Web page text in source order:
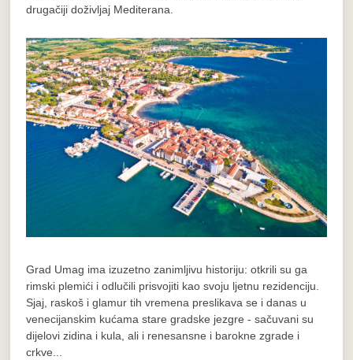
drugačiji doživljaj Mediterana.
Grad Umag ima izuzetno zanimljivu historiju: otkrili su ga
rimski plemići i odlučili prisvojiti kao svoju ljetnu rezidenciju.
Sjaj, raskoš i glamur tih vremena preslikava se i danas u
venecijanskim kućama stare gradske jezgre - sačuvani su
dijelovi zidina i kula, ali i renesansne i barokne zgrade i
crkve...